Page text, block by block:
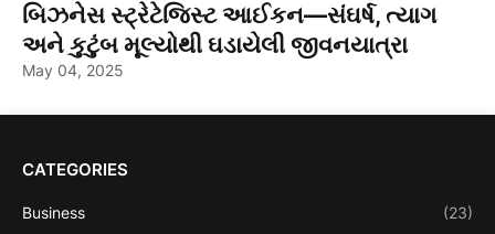
બિઝનેસ સ્ટ્રેટેજિસ્ટ આઈકન—સંઘર્ષ, ત્યાગ
અને કુટુંબ મૂલ્યોથી ઘડાયેલી જીવનયાત્રા
May 04, 2025
CATEGORIES
Business (23)